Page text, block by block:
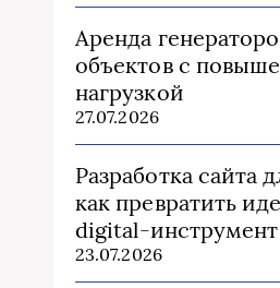
Аренда
объектов с
нагрузкой
27.07.2026
Разработка сайта
как превратить
digital-инструмент
23.07.2026